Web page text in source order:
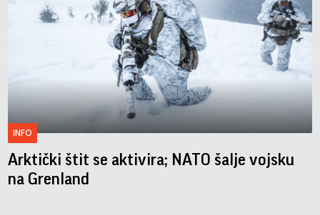
INFO
Arktički štit se aktivira; NATO šalje vojsku
na Grenland